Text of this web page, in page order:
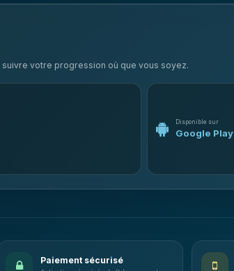
votre progression où que vous soyez.
Disponible sur
Google Play
Paiement sécurisé